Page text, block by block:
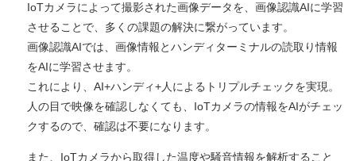
IoTカメラによって撮影された画像データを、画像認識AIに学習
させることで、多くの課題の解決に繋がっています。
画像認識AIでは、画像情報とハンディターミナルの読取り情報
をAIに学習させます。
これにより、AI+ハンディ+人によるトリプルチェックを実現。
人の目で映像を確認しなくても、IoTカメラの情報をAIがチェッ
クするので、確認は不要になります。
また、IoTカメラから取得した温度や騒音情報を解析すること